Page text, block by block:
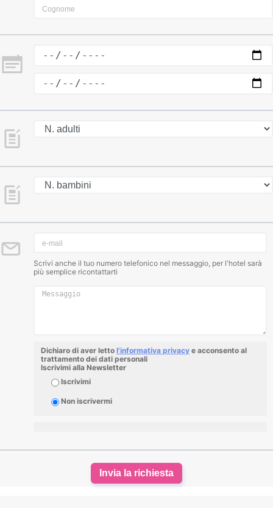
Scrivi anche il tuo numero telefonico nel messaggio, per l'hotel sarà
più semplice ricontattarti
Dichiaro di aver letto l'informativa privacy e acconsento al
trattamento dei dati personali
Iscrivimi alla Newsletter
Iscrivimi
Non iscrivermi
Invia la richiesta